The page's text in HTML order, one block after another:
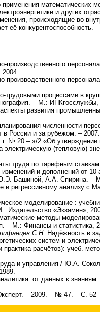
математических
и других
происходящие во
её конкурентоспособность.
трудовыми процессами в
– М.: ИПКгосслужбы,
развития
численности
России и за рубежом. –
№ 20 – э/2 «Об утверждении
(тепловую)
труда по тарифным
изменений и дополнений от
Башиной, А.А. Спирина. –
и регрессивному анализу с
моделирование :
Издательство «Экзамен»,
методы
– М.: Финансы и статистика,
С.Н. Надёжность в
систем и
расчётов): учеб.-
и управления / Ю.А.
от данных к
– 2009. – № 47. – С.